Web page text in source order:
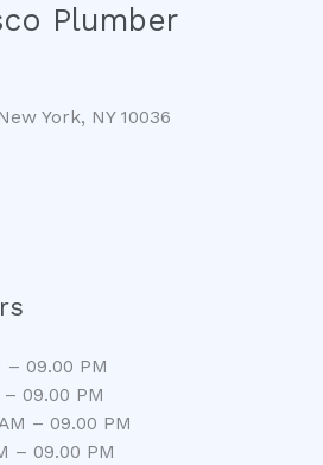
Plumber
York, NY 10036
– 09.00 PM
09.00 PM
– 09.00 PM
– 09.00 PM